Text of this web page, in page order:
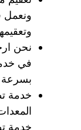
ونعمل
نحن
في
بسرعة
خدمة
خدمة